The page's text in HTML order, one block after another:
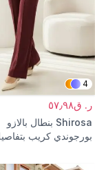
4
ر. ق٥٧٫٩٨
Shirosa بنطال بالازو
بورجوندي كريب